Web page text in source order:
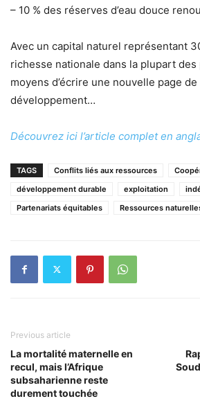
– 10 % des réserves d’eau douce
Avec un capital naturel représentant
richesse nationale dans la plupart des
moyens d’écrire une nouvelle page de
développement…
Découvrez ici l’article complet en
TAGS Conflits liés aux ressources
développement durable
exploitation
Partenariats équitables
Ressources
Previous article
La mortalité maternelle en
recul, mais l’Afrique
subsaharienne reste
durement touchée